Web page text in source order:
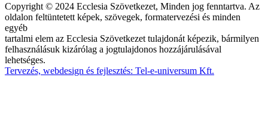
Copyright © 2024 Ecclesia Szövetkezet, Minden jog fenntartva. Az
oldalon feltüntetett képek, szövegek, formatervezési és minden
egyéb
tartalmi elem az Ecclesia Szövetkezet tulajdonát képezik, bármilyen
felhasználásuk kizárólag a jogtulajdonos hozzájárulásával
lehetséges.
Tervezés, webdesign és fejlesztés: Tel-e-universum Kft.